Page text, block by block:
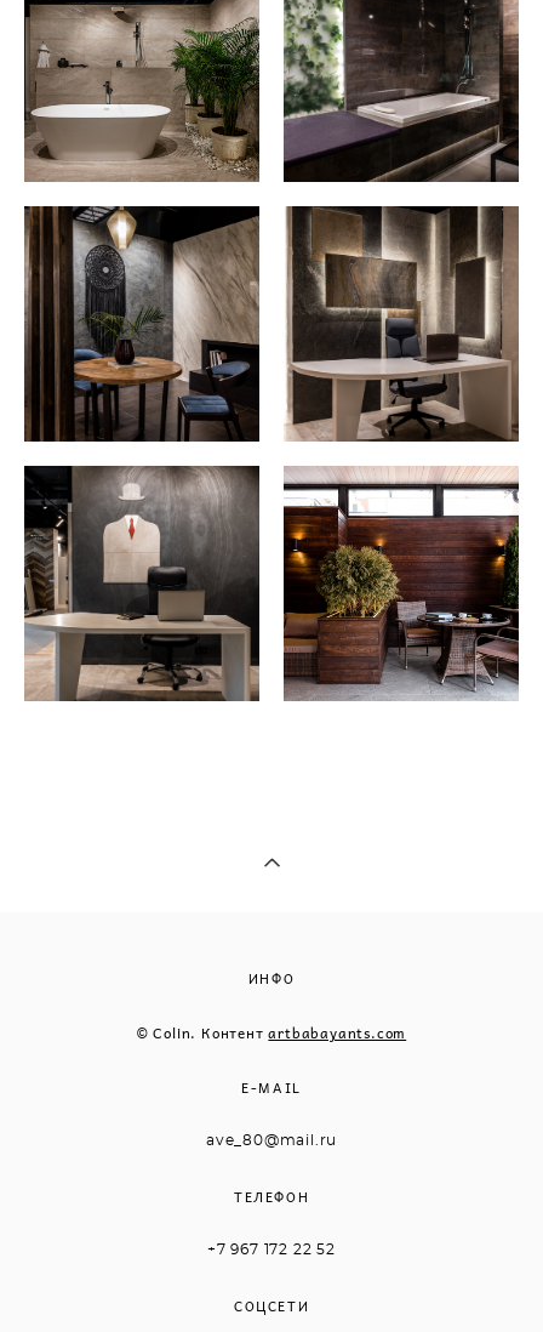
ИНФО
© Colin. Контентartbabayants.com
E-MAIL
ave_80@mail.ru
ТЕЛЕФОН
+7 967 172 22 52
СОЦСЕТИ